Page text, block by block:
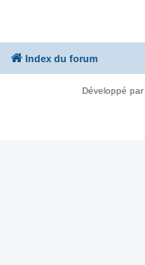
a
e
Index du forum
Développé par